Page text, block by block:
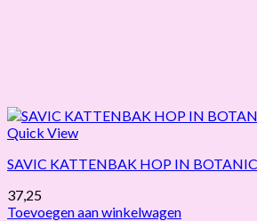
Quick View
SAVIC KATTENBAK HOP IN
37,25
Toevoegen aan winkelwagen